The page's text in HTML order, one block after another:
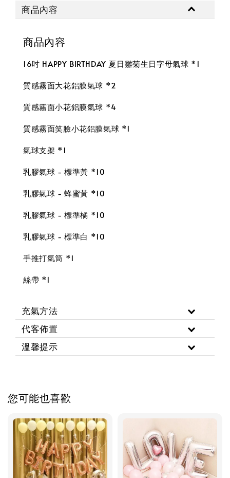
商品內容
商品內容
16吋 HAPPY BIRTHDAY 夏日雛菊生日字母氣球 *1
質感霧面大花鋁膜氣球 *2
質感霧面小花鋁膜氣球 *4
質感霧面笑臉小花鋁膜氣球 *1
氣球支架 *1
乳膠氣球 - 標準黃 *10
乳膠氣球 - 蜂蜜黃 *10
乳膠氣球 - 標準橘 *10
乳膠氣球 - 標準白 *10
手推打氣筒 *1
絲帶 *1
充氣方法
代客佈置
溫馨提示
您可能也喜歡